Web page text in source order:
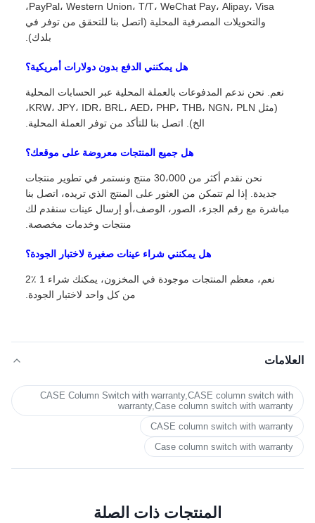
PayPal، Western Union، T/T، WeChat Pay، Alipay، Visa،
والتحويلات المصرفية المحلية (اتصل بنا للتحقق من توفر في
بلدك).
هل يمكنني الدفع بدون دولارات أمريكية؟
نعم. نحن ندعم المدفوعات بالعملة المحلية عبر الحسابات المحلية
(مثل KRW، JPY، IDR، BRL، AED، PHP، THB، NGN، PLN،
الخ). اتصل بنا للتأكد من توفر العملة المحلية.
هل جميع المنتجات معروضة على موقعك؟
نحن نقدم أكثر من 30،000 منتج ونستمر في تطوير منتجات
جديدة. إذا لم تتمكن من العثور على المنتج الذي تريده، اتصل بنا
مباشرة مع رقم الجزء، الصور، الوصف،أو إرسال عينات سنقدم لك
منتجات وخدمات مخصصة.
هل يمكنني شراء عينات صغيرة لاختبار الجودة؟
نعم، معظم المنتجات موجودة في المخزون، يمكنك شراء 1 ٪2
من كل واحد لاختبار الجودة.
العلامات
CASE Column Switch with warranty,CASE column switch with
warranty,Case column switch with warranty
CASE column switch with warranty
Case column switch with warranty
المنتجات ذات الصلة